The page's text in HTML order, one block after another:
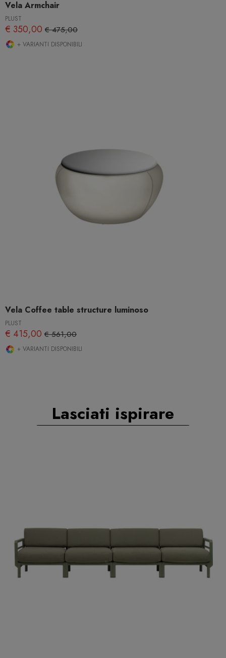
Vela Armchair
PLUST
€ 350,00 € 475,00
+ VARIANTI DISPONIBILI
Vela Coffee table structure luminoso
PLUST
€ 415,00 € 561,00
+ VARIANTI DISPONIBILI
Lasciati ispirare